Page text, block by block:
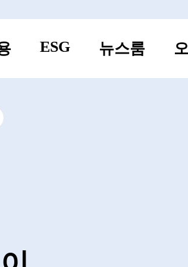
ESG 뉴스룸